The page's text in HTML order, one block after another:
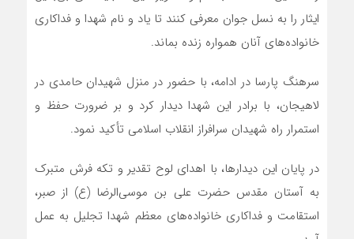
ایثار را به نسل جوان معرفی کنند تا یاد و نام شهدا و فداکاری
خانواده‌های آنان همواره زنده بماند.
سرهنگ پارسا در ادامه، با حضور در منزل شهیدان حامدی در
لاهیجان، با برادر این شهدا دیدار کرد و بر ضرورت حفظ و
استمرار راه شهیدان سرافراز انقلاب اسلامی تأکید نمود.
در پایان این دیدارها، با اهدای لوح تقدیر و تکه فرش متبرک
به آستان مقدس حضرت علی بن موسی‌الرضا (ع) از صبر،
استقامت و فداکاری خانواده‌های معظم شهدا تجلیل به عمل